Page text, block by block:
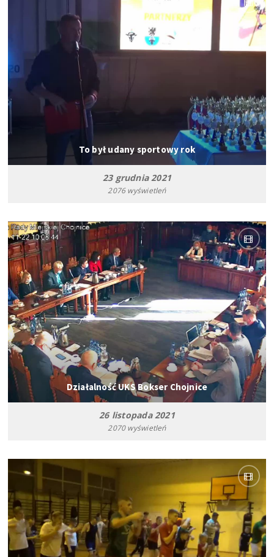
To był udany sportowy rok
23 grudnia 2021
2076 wyświetleń
Działalność UKS Bokser Chojnice
26 listopada 2021
2070 wyświetleń